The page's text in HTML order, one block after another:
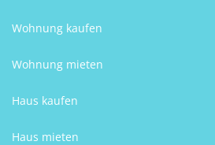
Wohnung kaufen
Wohnung mieten
Haus kaufen
Haus mieten